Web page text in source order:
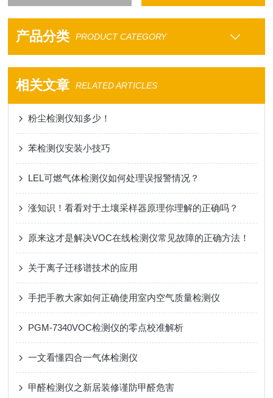
产品分类 PRODUCT CATEGORY
相关文章 RELATED ARTICLES
粉尘检测仪知多少！
苯检测仪安装小技巧
LEL可燃气体检测仪如何处理误报警情况？
涨知识！看看对于土壤采样器原理你理解的正确吗？
原来这才是解决VOC在线检测仪常见故障的正确方法！
关于离子迁移谱技术的应用
手把手教大家如何正确使用室内空气质量检测仪
PGM-7340VOC检测仪的零点校准解析
一文看懂四合一气体检测仪
甲醛检测仪之新居装修谨防甲醛危害